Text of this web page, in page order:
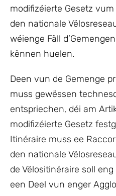
modifizéierte Gesetz
den nationale
wéienge Fäll
kënnen huelen.
Deen vun de Gemenge
muss gewëssen
entspriechen, déi am
modifizéierte Gesetz
Itinéraire muss ee
den nationale
de Vëlositinéraire soll
een Deel vun enger